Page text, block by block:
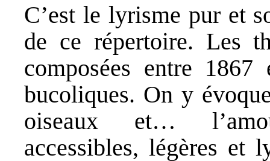
C’est le lyrisme pur et
de ce répertoire. Les
composées entre
bucoliques. On y
oiseaux et…
accessibles, légères et